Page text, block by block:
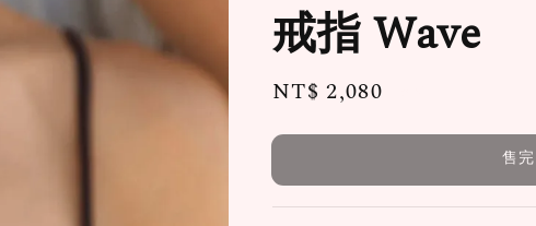
戒指 Wave
Regular
NT$ 2,080
售完